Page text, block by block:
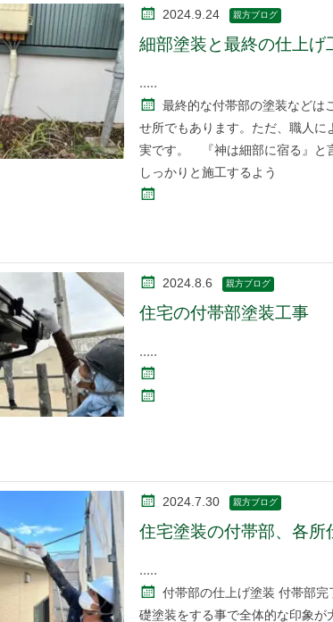
2024.9.24 親方ブログ
細部塗装と最終の仕上げ
最終的な付帯部の塗装などは
せ所でもあります。ただ、職人
実です。 『神は細部に宿る』と
しっかりと施工するよう
2024.8.6 親方ブログ
住宅の付帯部塗装工事
2024.7.30 親方ブログ
住宅塗装の付帯部、各所
付帯部の仕上げ塗装 付帯部
礎塗装をする事で全体的な印象